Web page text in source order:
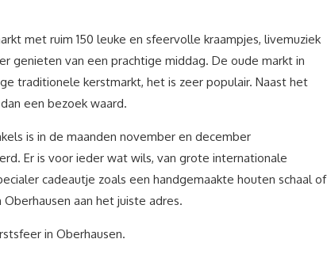
met ruim 150 leuke en sfeervolle kraampjes, livemuziek
genieten van een prachtige middag. De oude markt in
traditionele kerstmarkt, het is zeer populair. Naast het
een bezoek waard.
is in de maanden november en december
Er is voor ieder wat wils, van grote internationale
cadeautje zoals een handgemaakte houten schaal of
aan het juiste adres.
in Oberhausen.